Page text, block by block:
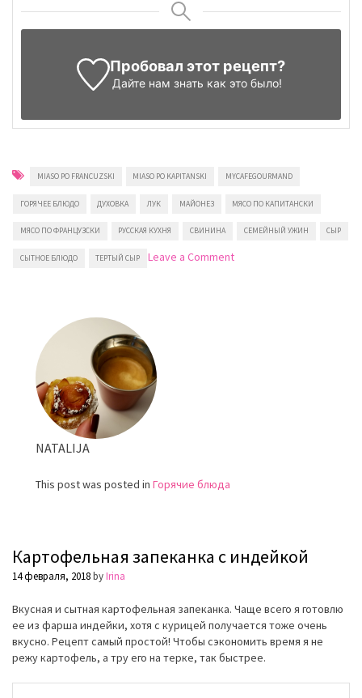
Пробовал этот рецепт?
Дайте нам знать как это было!
MIASO PO FRANCUZSKI MIASO PO KAPITANSKI MYCAFEGOURMAND
ГОРЯЧЕЕ БЛЮДО ДУХОВКА ЛУК МАЙОНЕЗ МЯСО ПО КАПИТАНСКИ
МЯСО ПО ФРАНЦУЗСКИ РУССКАЯ КУХНЯ СВИНИНА СЕМЕЙНЫЙ УЖИН СЫР
СЫТНОЕ БЛЮДО ТЕРТЫЙ СЫР Leave a Commenton
NATALIJA
This post was posted in Горячие блюда
Картофельная запеканка с индейкой
14 февраля, 2018byIrina
Вкусная и сытная картофельная запеканка. Чаще всего я готовлю
ее из фарша индейки, хотя с курицей получается тоже очень
вкусно. Рецепт самый простой! Чтобы сэкономить время я не
режу картофель, а тру его на терке, так быстрее.